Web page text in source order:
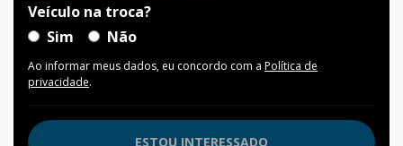
Veículo na troca?
Sim
Não
Ao informar meus dados, eu concordo com a Política de
privacidade.
ESTOU INTERESSADO